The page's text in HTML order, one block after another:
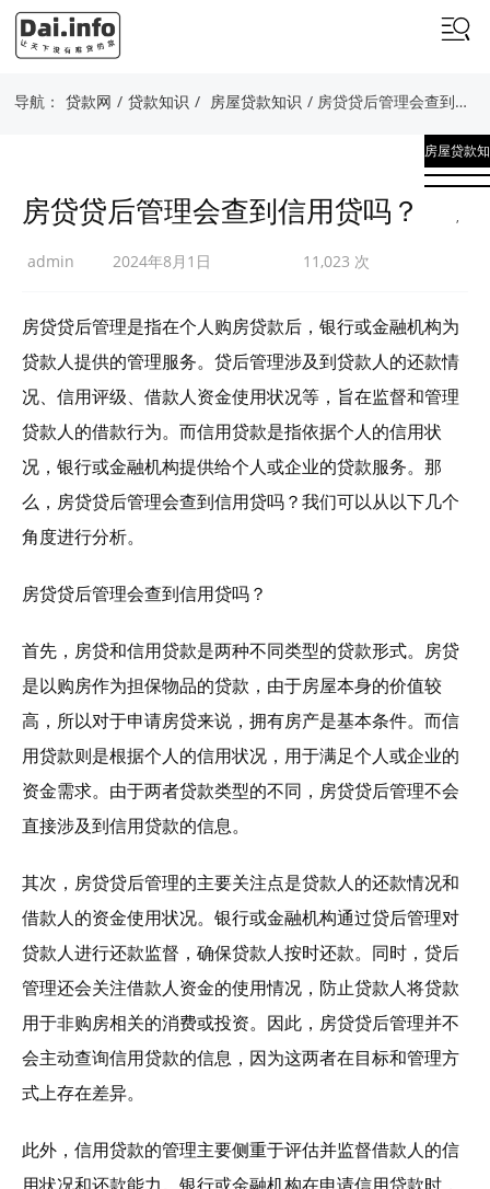
导航： 贷款网 / 贷款知识 / 房屋贷款知识 / 房贷贷后管理会查到信用贷吗？
房屋贷款知
识
,
房贷贷后管理会查到信用贷吗？
admin 2024年8月1日 11,023 次
房贷贷后管理是指在个人购房贷款后，银行或金融机构为
贷款人提供的管理服务。贷后管理涉及到贷款人的还款情
况、信用评级、借款人资金使用状况等，旨在监督和管理
贷款人的借款行为。而信用贷款是指依据个人的信用状
况，银行或金融机构提供给个人或企业的贷款服务。那
么，房贷贷后管理会查到信用贷吗？我们可以从以下几个
角度进行分析。
房贷贷后管理会查到信用贷吗？
首先，房贷和信用贷款是两种不同类型的贷款形式。房贷
是以购房作为担保物品的贷款，由于房屋本身的价值较
高，所以对于申请房贷来说，拥有房产是基本条件。而信
用贷款则是根据个人的信用状况，用于满足个人或企业的
资金需求。由于两者贷款类型的不同，房贷贷后管理不会
直接涉及到信用贷款的信息。
其次，房贷贷后管理的主要关注点是贷款人的还款情况和
借款人的资金使用状况。银行或金融机构通过贷后管理对
贷款人进行还款监督，确保贷款人按时还款。同时，贷后
管理还会关注借款人资金的使用情况，防止贷款人将贷款
用于非购房相关的消费或投资。因此，房贷贷后管理并不
会主动查询信用贷款的信息，因为这两者在目标和管理方
式上存在差异。
此外，信用贷款的管理主要侧重于评估并监督借款人的信